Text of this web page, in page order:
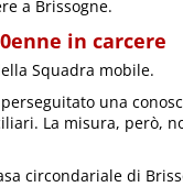
a Brissogne.
in carcere
Squadra mobile.
una
La misura, però,
circondariale di